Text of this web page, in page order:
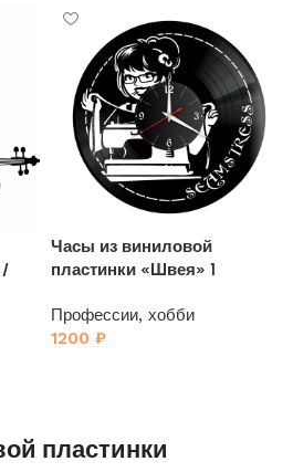
/
Часы из виниловой
пластинки «Швея» 1
Профессии, хобби
1200 ₽
пластинки